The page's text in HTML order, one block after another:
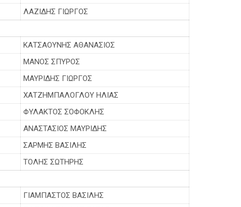
ΛΑΖΙΔΗΣ ΓΙΩΡΓΟΣ
ΚΑΤΣΑΟΥΝΗΣ ΑΘΑΝΑΣΙΟΣ
ΜΑΝΟΣ ΣΠΥΡΟΣ
ΜΑΥΡΙΔΗΣ ΓΙΩΡΓΟΣ
ΧΑΤΖΗΜΠΑΛΟΓΛΟΥ ΗΛΙΑΣ
ΦΥΛΑΚΤΟΣ ΣΟΦΟΚΛΗΣ
ΑΝΑΣΤΑΣΙΟΣ ΜΑΥΡΙΔΗΣ
ΣΑΡΜΗΣ ΒΑΣΙΛΗΣ
ΤΟΛΗΣ ΣΩΤΗΡΗΣ
ΓΙΑΜΠΑΣΤΟΣ ΒΑΣΙΛΗΣ